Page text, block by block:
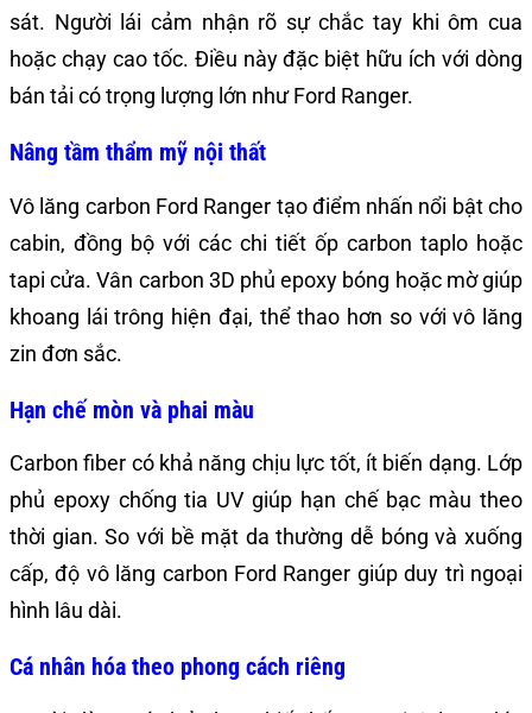
sát. Người lái cảm nhận rõ sự chắc tay khi ôm cua
hoặc chạy cao tốc. Điều này đặc biệt hữu ích với dòng
bán tải có trọng lượng lớn như Ford Ranger.
Nâng tầm thẩm mỹ nội thất
Vô lăng carbon Ford Ranger tạo điểm nhấn nổi bật cho
cabin, đồng bộ với các chi tiết ốp carbon taplo hoặc
tapi cửa. Vân carbon 3D phủ epoxy bóng hoặc mờ giúp
khoang lái trông hiện đại, thể thao hơn so với vô lăng
zin đơn sắc.
Hạn chế mòn và phai màu
Carbon fiber có khả năng chịu lực tốt, ít biến dạng. Lớp
phủ epoxy chống tia UV giúp hạn chế bạc màu theo
thời gian. So với bề mặt da thường dễ bóng và xuống
cấp, độ vô lăng carbon Ford Ranger giúp duy trì ngoại
hình lâu dài.
Cá nhân hóa theo phong cách riêng